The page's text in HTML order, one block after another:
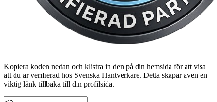
Kopiera koden nedan och klistra in den på din hemsida för att visa
att du är verifierad hos Svenska Hantverkare. Detta skapar även en
viktig länk tillbaka till din profilsida.